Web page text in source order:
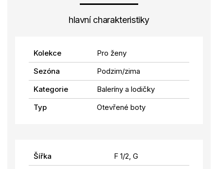
hlavní charakteristiky
Kolekce
Pro ženy
Sezóna
Podzim/zima
Kategorie
Baleríny a lodičky
Typ
Otevřené boty
Šířka
F 1/2, G